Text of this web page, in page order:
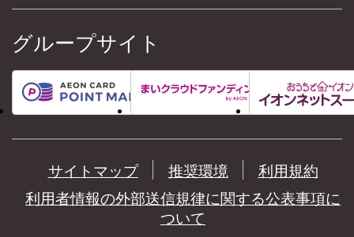
グループサイト
サイトマップ 推奨環境
利用規約
利用者情報の外部送信規律に関する公表事項に
ついて